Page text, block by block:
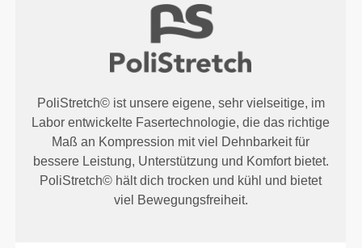
PoliStretch© ist unsere eigene, sehr vielseitige, im
Labor entwickelte Fasertechnologie, die das richtige
Maß an Kompression mit viel Dehnbarkeit für
bessere Leistung, Unterstützung und Komfort bietet.
PoliStretch© hält dich trocken und kühl und bietet
viel Bewegungsfreiheit.